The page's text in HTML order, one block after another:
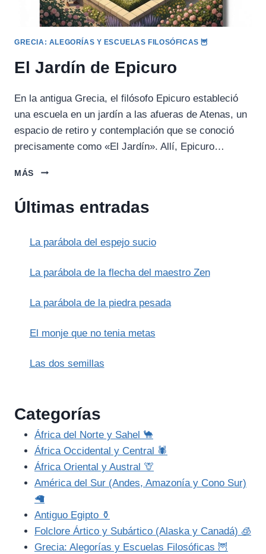
GRECIA: ALEGORÍAS Y ESCUELAS FILOSÓFICAS 🦉
El Jardín de Epicuro
En la antigua Grecia, el filósofo Epicuro estableció
una escuela en un jardín a las afueras de Atenas, un
espacio de retiro y contemplación que se conoció
precisamente como «El Jardín». Allí, Epicuro…
MÁS
EL
EPICURO
Últimas entradas
La parábola del espejo sucio
La parábola de la flecha del maestro Zen
La parábola de la piedra pesada
El monje que no tenia metas
Las dos semillas
Categorías
África del Norte y Sahel 🐪
África Occidental y Central 🕷️
África Oriental y Austral 🦒
América del Sur (Andes, Amazonía y Cono Sur)
🦙
Antiguo Egipto ⚱️
Folclore Ártico y Subártico (Alaska y Canadá) 🧊
Grecia: Alegorías y Escuelas Filosóficas 🦉